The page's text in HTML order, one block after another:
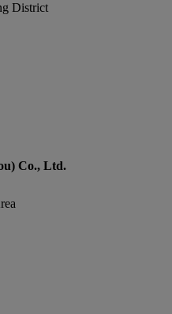
District
Co., Ltd.